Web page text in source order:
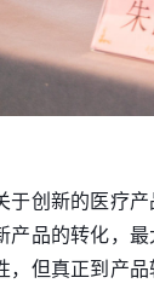
于创新的医疗产
产品的转化，
，但真正到产